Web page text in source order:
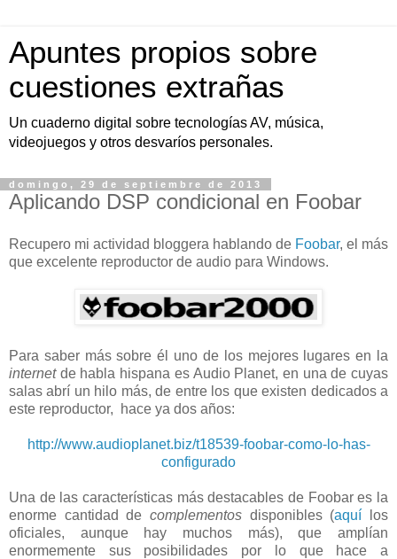
Apuntes propios sobre
cuestiones extrañas
Un cuaderno digital sobre tecnologías AV, música,
videojuegos y otros desvaríos personales.
domingo, 29 de septiembre de 2013
Aplicando DSP condicional en Foobar
Recupero mi actividad bloggera hablando de Foobar, el más
que excelente reproductor de audio para Windows.
Para saber más sobre él uno de los mejores lugares en la
internetde habla hispana es Audio Planet, en una de cuyas
salas abrí un hilo más, de entre los que existen dedicados a
este reproductor, hace ya dos años:
http://www.audioplanet.biz/t18539-foobar-como-lo-has-
configurado
Una de las características más destacables de Foobar es la
enorme cantidad de complementos disponibles (aquí los
oficiales, aunque hay muchos más), que amplían
enormemente sus posibilidades por lo que hace a